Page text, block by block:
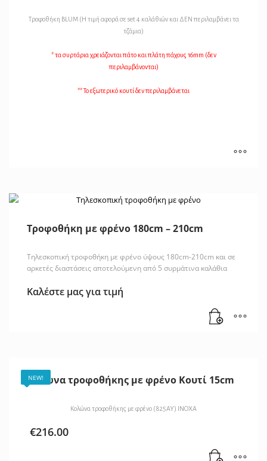
Τροφοθήκη BLUM (Η τιμή αφορά σε set 4 καλάθιών και ΔΕΝ περιλαμβάνει τα
τζάμια)
* τα συρτάρια χρειάζονται πάτο και πλάτη πάχους 16mm (δεν
περιλαμβάνονται)
** Το εξωτερικό κουτί δεν περιλαμβάνεται
Τροφοθήκη με φρένο 180cm – 210cm
Τηλεσκοπική τροφοθήκη με φρένο ύψους 180cm-210cm και σε
αρκετές διαστάσεις αποτελούμενη από 5 συρμάτινα καλάθια
Καλέστε μας για τιμή
NEW!
Κολώνα τροφοθήκης με φρένο Κουτί 15cm
Κολώνα τροφοθήκης με φρένο (825AY) INOXA
€216.00